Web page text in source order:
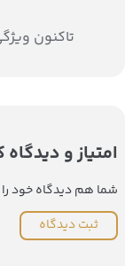
تاکنون
امتیاز و دیدگاه
شما هم دیدگاه خود
ثبت دیدگاه